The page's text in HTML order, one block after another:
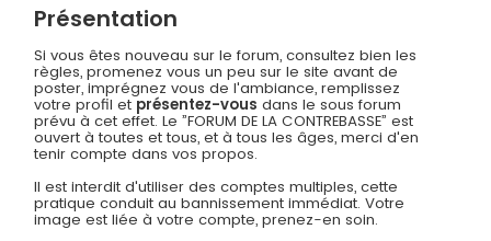
Présentation
Si vous êtes nouveau sur le forum, consultez bien les
règles, promenez vous un peu sur le site avant de
poster, imprégnez vous de l'ambiance, remplissez
votre profil et présentez-vous dans le sous forum
prévu à cet effet. Le ”FORUM DE LA CONTREBASSE” est
ouvert à toutes et tous, et à tous les âges, merci d'en
tenir compte dans vos propos.
Il est interdit d'utiliser des comptes multiples, cette
pratique conduit au bannissement immédiat. Votre
image est liée à votre compte, prenez-en soin.